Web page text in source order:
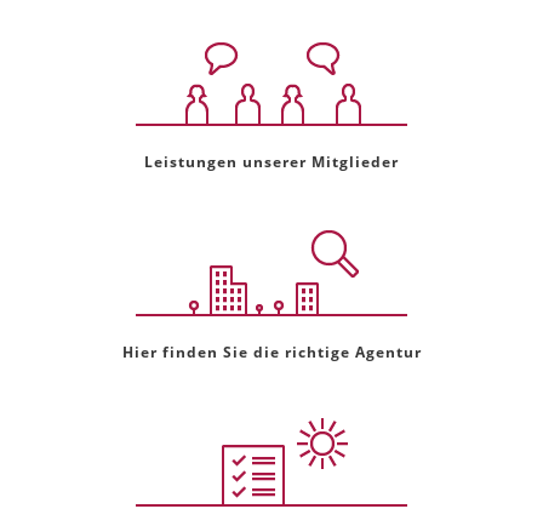
Leistungen unserer Mitglieder
Hier finden Sie die richtige Agentur